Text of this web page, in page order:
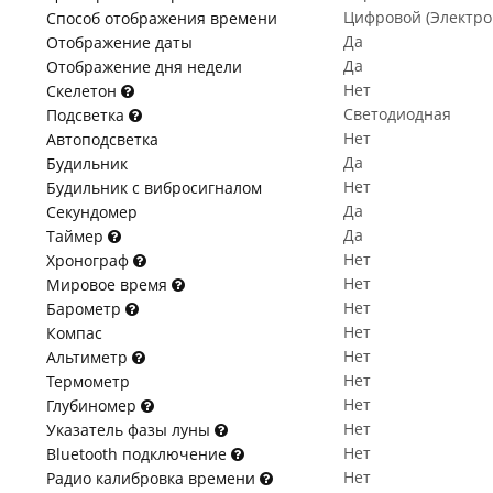
Способ отображения времени
Цифровой
Отображение даты
Да
Отображение дня недели
Да
Скелетон
Нет
Подсветка
Светодиодная
Автоподсветка
Нет
Будильник
Да
Будильник с вибросигналом
Нет
Секундомер
Да
Таймер
Да
Хронограф
Нет
Мировое время
Нет
Барометр
Нет
Компас
Нет
Альтиметр
Нет
Термометр
Нет
Глубиномер
Нет
Указатель фазы луны
Нет
Bluetooth подключение
Нет
Радио калибровка времени
Нет